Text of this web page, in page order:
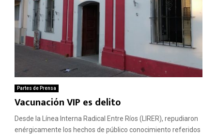
Partes de Prensa
Vacunación VIP es delito
Desde la Línea Interna Radical Entre Ríos (LIRER), repudiaron
enérgicamente los hechos de público conocimiento referidos